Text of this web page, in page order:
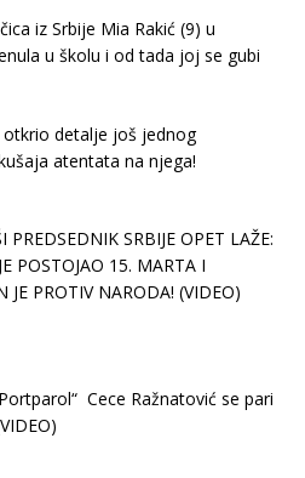
iz Srbije Mia Rakić (9) u
u školu i od tada joj se gubi
otkrio detalje još jednog
atentata na njega!
PREDSEDNIK SRBIJE OPET LAŽE:
POSTOJAO 15. MARTA I
JE PROTIV NARODA! (VIDEO)
Cece Ražnatović se pari